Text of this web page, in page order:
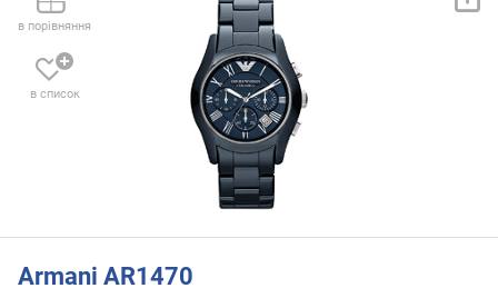
в порівняння
в список
Armani AR1470